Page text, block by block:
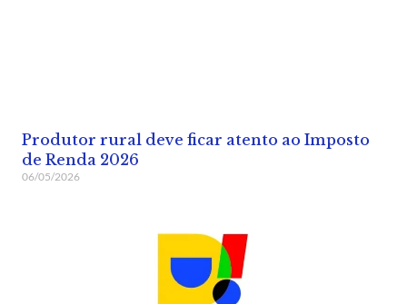
Produtor rural deve ficar atento ao Imposto
de Renda 2026
06/05/2026